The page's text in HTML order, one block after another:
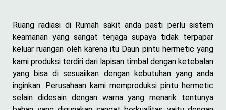
Ruang radiasi di Rumah sakit anda pasti perlu sistem
keamanan yang sangat terjaga supaya tidak terpapar
keluar ruangan oleh karena itu Daun pintu hermetic yang
kami produksi terdiri dari lapisan timbal dengan ketebalan
yang bisa di sesuaiikan dengan kebutuhan yang anda
inginkan. Perusahaan kami memproduksi pintu hermetic
selain didesain dengan warna yang menarik tentunya